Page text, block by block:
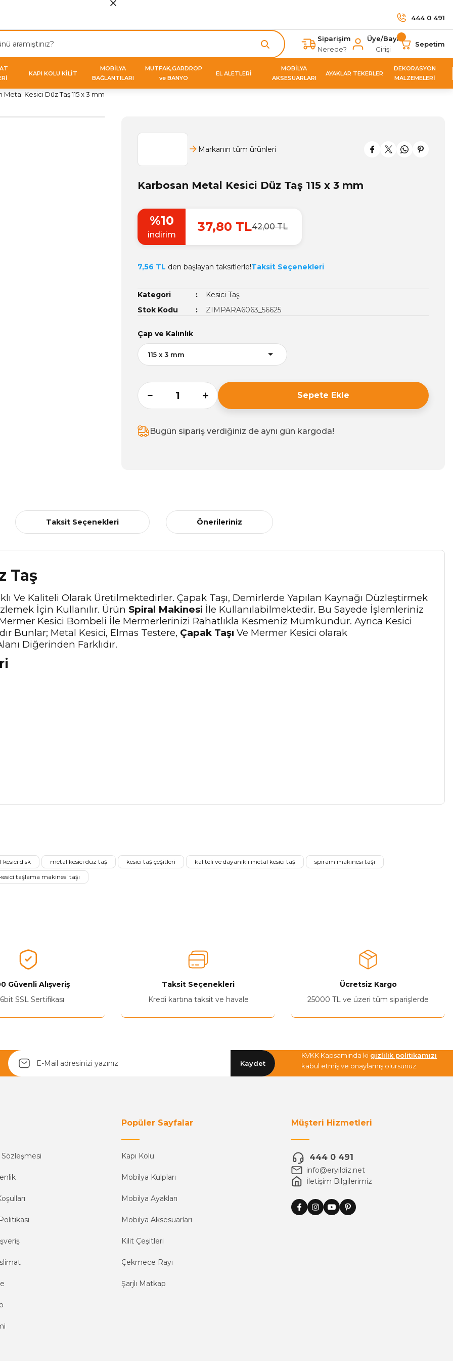
444 0 491
Siparişim
Nerede?
Üye/Bayi
Girişi
Sepetim
KAPI KOLU KİLİT
MOBİLYA
BAĞLANTILARI
MUTFAK,GARDROP
ve BANYO
EL ALETLERİ
MOBİLYA
AKSESUARLARI
AYAKLAR TEKERLER
DEKORASYON
MALZEMELERİ
Metal Kesici Düz Taş 115 x 3 mm
Markanın tüm ürünleri
Karbosan Metal Kesici Düz Taş 115 x 3 mm
%10
indirim
37,80 TL42,00 TL
7,56 TL den başlayan taksitlerle!Taksit Seçenekleri
Kategori
Kesici Taş
Stok Kodu
ZIMPARA6063_56625
Çap ve Kalınlık
Sepete Ekle
Bugün sipariş verdiğiniz de aynı gün kargoda!
Taksit Seçenekleri Önerileriniz
Taş
Ve Kaliteli Olarak Üretilmektedirler. Çapak Taşı, Demirlerde Yapılan Kaynağı Düzleştirmek
İçin Kullanılır. Ürün Spiral Makinesi İle Kullanılabilmektedir. Bu Sayede İşlemleriniz
Kesici Bombeli İle Mermerlerinizi Rahatlıkla Kesmeniz Mümkündür. Ayrıca Kesici
Bunlar; Metal Kesici, Elmas Testere, Çapak Taşı Ve Mermer Kesici olarak
Diğerinden Farklıdır.
Ürünü Değerlendir 😂😊😍😐🤔😡
kesici disk metal kesici düz taş kesici taş çeşitleri kaliteli ve dayanıklı metal kesici taş
spiram makinesi taşı
taşlama makinesi taşı
Güvenli Alışveriş
SSL Sertifikası
Taksit Seçenekleri
Kredi kartına taksit ve havale
Ücretsiz Kargo
25000 TL ve üzeri tüm siparişlerde
Kaydet
KVKK Kapsamında ki gizlilik politikamızı
kabul etmiş ve onaylamış olursunuz.
Sözleşmesi
Popüler Sayfalar
Kapı Kolu
Mobilya Kulpları
Mobilya Ayakları
Mobilya Aksesuarları
Kilit Çeşitleri
Çekmece Rayı
Şarjlı Matkap
Müşteri Hizmetleri
444 0 491
info@eryildiz.net
İletişim Bilgilerimiz